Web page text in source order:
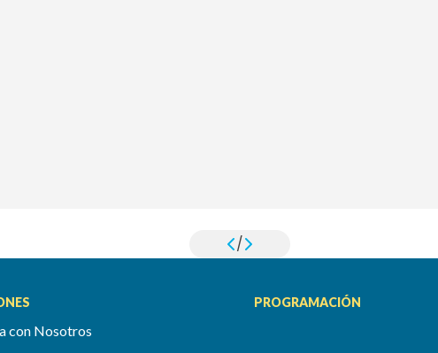
/
con Nosotros
PROGRAMACIÓN